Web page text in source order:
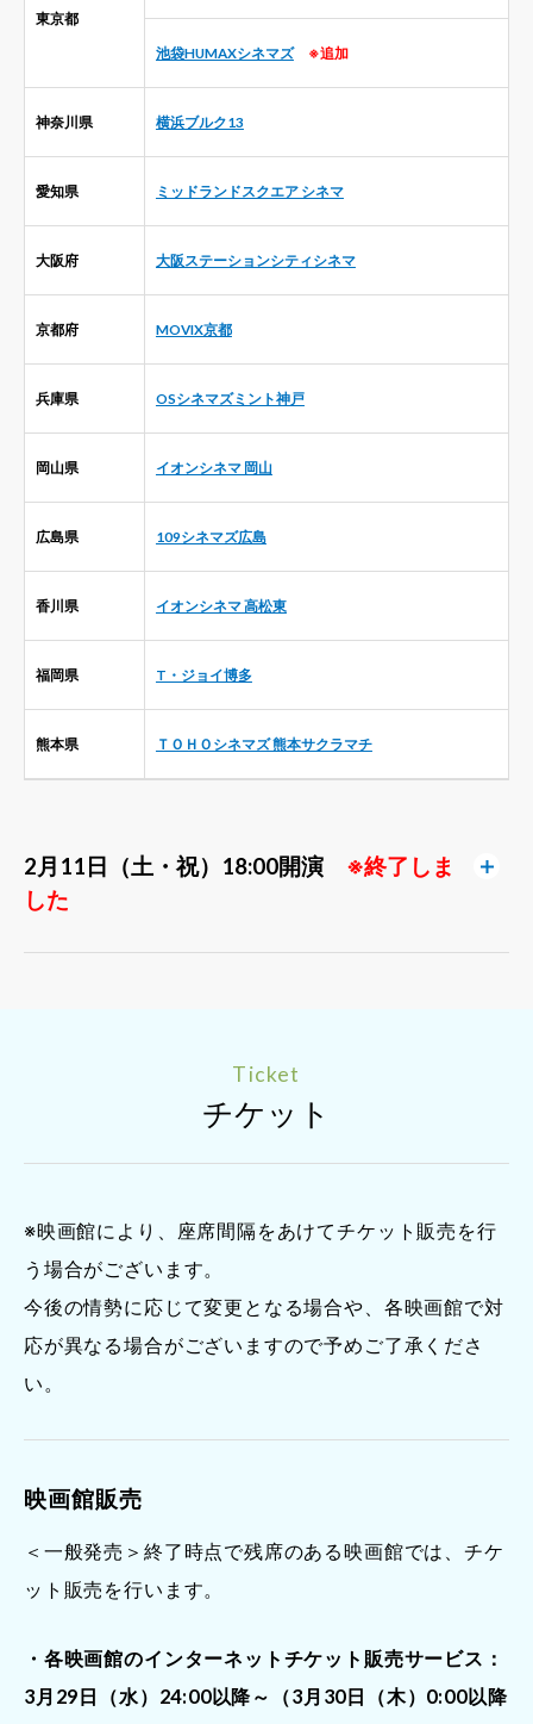
東京都
池袋HUMAXシネマズ ※追加
神奈川県 横浜ブルク13
愛知県 ミッドランドスクエア シネマ
大阪府 大阪ステーションシティシネマ
京都府 MOVIX京都
兵庫県 OSシネマズミント神戸
岡山県 イオンシネマ 岡山
広島県 109シネマズ広島
香川県 イオンシネマ 高松東
福岡県 T・ジョイ博多
熊本県 ＴＯＨＯシネマズ 熊本サクラマチ
2月11日（土・祝）18:00開演 ※終了しま
した
Ticket
チケット
※映画館により、座席間隔をあけてチケット販売を行
う場合がございます。
今後の情勢に応じて変更となる場合や、各映画館で対
応が異なる場合がございますので予めご了承くださ
い。
映画館販売
＜一般発売＞終了時点で残席のある映画館では、チケ
ット販売を行います。
・各映画館のインターネットチケット販売サービス：
3月29日（水）24:00以降～（3月30日（木）0:00以降